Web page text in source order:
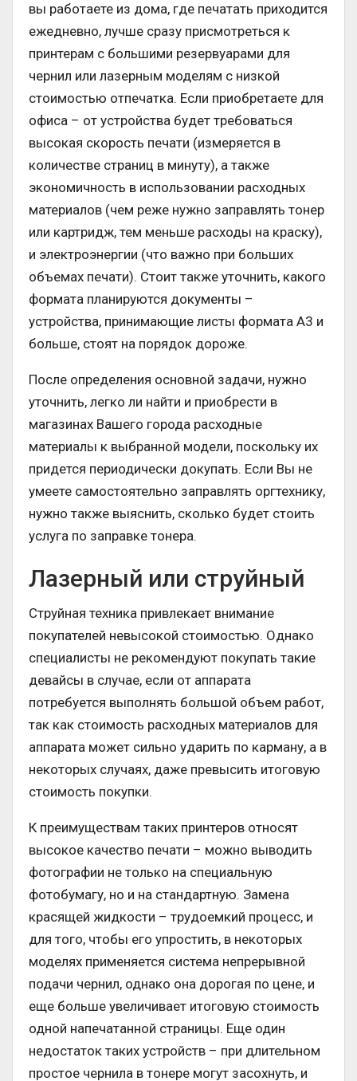
вы работаете из дома, где печатать приходится
ежедневно, лучше сразу присмотреться к
принтерам с большими резервуарами для
чернил или лазерным моделям с низкой
стоимостью отпечатка. Если приобретаете для
офиса – от устройства будет требоваться
высокая скорость печати (измеряется в
количестве страниц в минуту), а также
экономичность в использовании расходных
материалов (чем реже нужно заправлять тонер
или картридж, тем меньше расходы на краску),
и электроэнергии (что важно при больших
объемах печати). Стоит также уточнить, какого
формата планируются документы –
устройства, принимающие листы формата А3 и
больше, стоят на порядок дороже.
После определения основной задачи, нужно
уточнить, легко ли найти и приобрести в
магазинах Вашего города расходные
материалы к выбранной модели, поскольку их
придется периодически докупать. Если Вы не
умеете самостоятельно заправлять оргтехнику,
нужно также выяснить, сколько будет стоить
услуга по заправке тонера.
Лазерный или струйный
Струйная техника привлекает внимание
покупателей невысокой стоимостью. Однако
специалисты не рекомендуют покупать такие
девайсы в случае, если от аппарата
потребуется выполнять большой объем работ,
так как стоимость расходных материалов для
аппарата может сильно ударить по карману, а в
некоторых случаях, даже превысить итоговую
стоимость покупки.
К преимуществам таких принтеров относят
высокое качество печати – можно выводить
фотографии не только на специальную
фотобумагу, но и на стандартную. Замена
красящей жидкости – трудоемкий процесс, и
для того, чтобы его упростить, в некоторых
моделях применяется система непрерывной
подачи чернил, однако она дорогая по цене, и
еще больше увеличивает итоговую стоимость
одной напечатанной страницы. Еще один
недостаток таких устройств – при длительном
простое чернила в тонере могут засохнуть, и